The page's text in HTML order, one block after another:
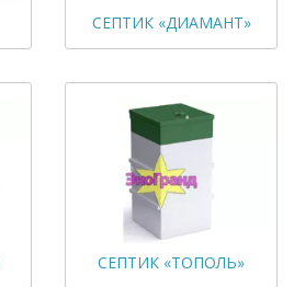
СЕПТИК «ДИАМАНТ»
СЕПТИК «ТОПОЛЬ»